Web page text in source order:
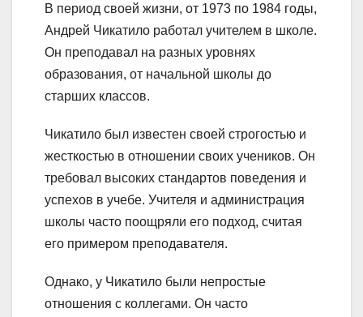
В период своей жизни, от 1973 по 1984 годы,
Андрей Чикатило работал учителем в школе.
Он преподавал на разных уровнях
образования, от начальной школы до
старших классов.
Чикатило был известен своей строгостью и
жесткостью в отношении своих учеников. Он
требовал высоких стандартов поведения и
успехов в учебе. Учителя и администрация
школы часто поощряли его подход, считая
его примером преподавателя.
Однако, у Чикатило были непростые
отношения с коллегами. Он часто